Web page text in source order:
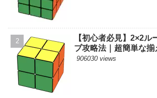
【初心者必見】2×2ル
ブ攻略法｜超簡単な揃
906030 views